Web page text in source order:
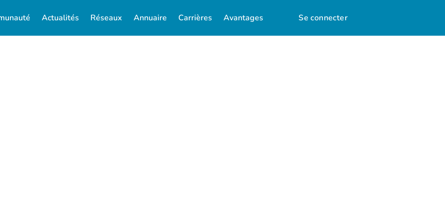
Actualités Réseaux Annuaire Carrières Avantages Se connecter